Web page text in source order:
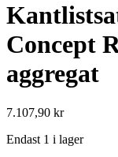
Concept
aggregat
7.107,90 kr
Endast 1 i lager